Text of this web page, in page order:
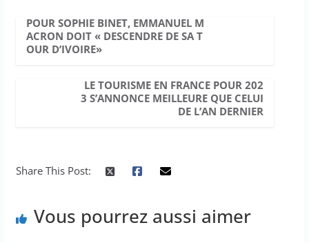
POUR SOPHIE BINET, EMMANUEL M
ACRON DOIT « DESCENDRE DE SA T
OUR D’IVOIRE»
LE TOURISME EN FRANCE POUR 202
3 S’ANNONCE MEILLEURE QUE CELUI
DE L’AN DERNIER
Share This Post:
Vous pourrez aussi aimer